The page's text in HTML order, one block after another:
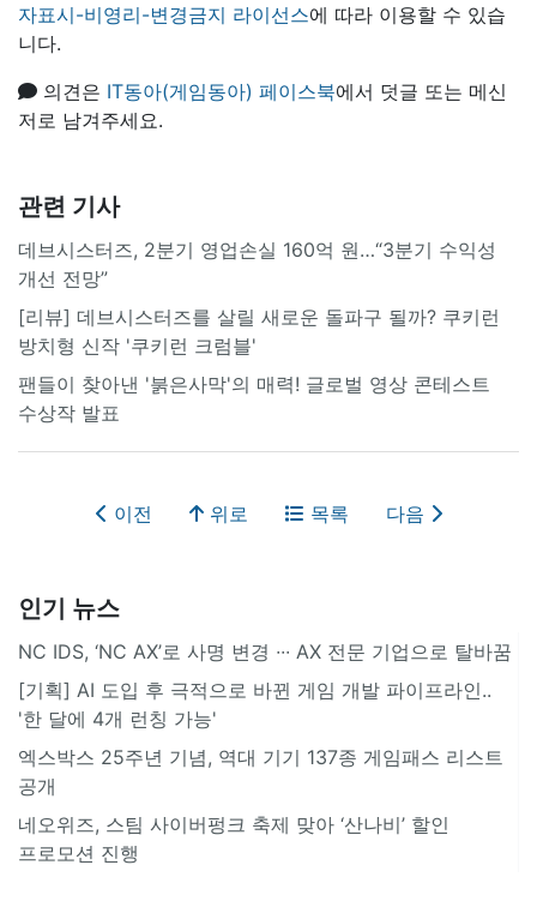
자표시-비영리-변경금지 라이선스에 따라 이용할 수 있습
니다.
의견은 IT동아(게임동아) 페이스북에서 덧글 또는 메신
저로 남겨주세요.
관련 기사
데브시스터즈, 2분기 영업손실 160억 원…“3분기 수익성
개선 전망”
[리뷰] 데브시스터즈를 살릴 새로운 돌파구 될까? 쿠키런
방치형 신작 '쿠키런 크럼블'
팬들이 찾아낸 '붉은사막'의 매력! 글로벌 영상 콘테스트
수상작 발표
이전 위로 목록 다음
인기 뉴스
NC IDS, ‘NC AX’로 사명 변경 ∙∙∙ AX 전문 기업으로 탈바꿈
[기획] AI 도입 후 극적으로 바뀐 게임 개발 파이프라인..
'한 달에 4개 런칭 가능'
엑스박스 25주년 기념, 역대 기기 137종 게임패스 리스트
공개
네오위즈, 스팀 사이버펑크 축제 맞아 ‘산나비’ 할인
프로모션 진행